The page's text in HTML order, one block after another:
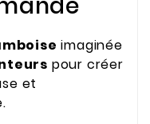
imaginée
pour créer
et